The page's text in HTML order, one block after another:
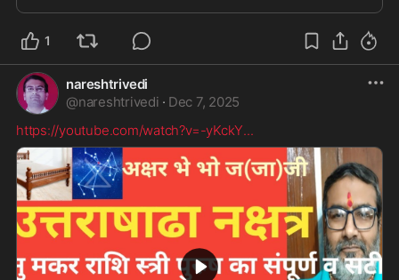
1
nareshtrivedi
@nareshtrivedi · Dec 7, 2025
https://youtube.com/watch?v=-yKckY...